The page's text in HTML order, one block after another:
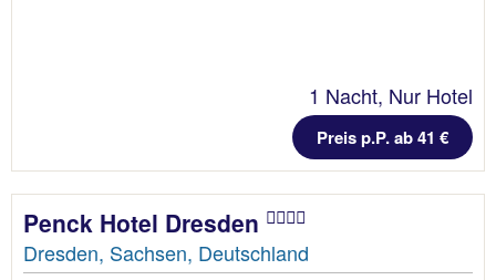
1 Nacht, Nur Hotel
Preis p.P. ab 41 €
Penck Hotel Dresden
Dresden, Sachsen, Deutschland